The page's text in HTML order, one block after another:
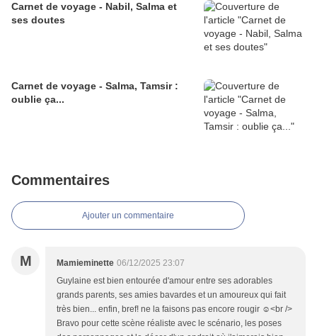
Carnet de voyage - Nabil, Salma et
ses doutes
Carnet de voyage - Salma, Tamsir :
oublie ça...
Commentaires
Ajouter un commentaire
M Mamieminette 06/12/2025 23:07
Guylaine est bien entourée d'amour entre ses adorables
grands parents, ses amies bavardes et un amoureux qui fait
très bien... enfin, bref! ne la faisons pas encore rougir ☺️<br />
Bravo pour cette scène réaliste avec le scénario, les poses